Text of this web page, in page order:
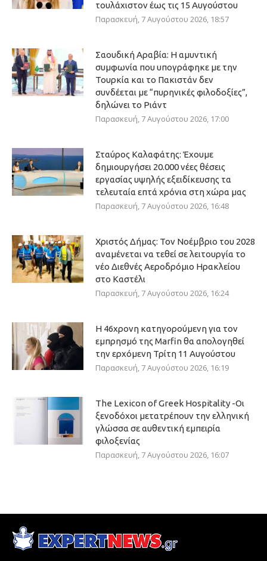
τουλάχιστον έως τις 15 Αυγούστου
Παρασκευή, 7 Αυγούστου 2026, 18:57
Σαουδική Αραβία: Η αμυντική
συμφωνία που υπογράφηκε με την
Τουρκία και το Πακιστάν δεν
συνδέεται με “πυρηνικές φιλοδοξίες”,
δηλώνει το Ριάντ
Παρασκευή, 7 Αυγούστου 2026, 17:00
Σταύρος Καλαφάτης: Έχουμε
δημιουργήσει 20.000 νέες θέσεις
εργασίας υψηλής εξειδίκευσης τα
τελευταία επτά χρόνια στη χώρα μας
Παρασκευή, 7 Αυγούστου 2026, 16:48
Χριστός Δήμας: Τον Νοέμβριο του 2028
αναμένεται να τεθεί σε λειτουργία το
νέο Διεθνές Αεροδρόμιο Ηρακλείου
στο Καστέλι
Παρασκευή, 7 Αυγούστου 2026, 16:24
Η 46χρονη κατηγορούμενη για τον
εμπρησμό της Marfin θα απολογηθεί
την ερχόμενη Τρίτη 11 Αυγούστου
Παρασκευή, 7 Αυγούστου 2026, 16:19
The Lexicon of Greek Hospitality -Οι
ξενοδόχοι μετατρέπουν την ελληνική
γλώσσα σε αυθεντική εμπειρία
φιλοξενίας
Παρασκευή, 7 Αυγούστου 2026, 16:07